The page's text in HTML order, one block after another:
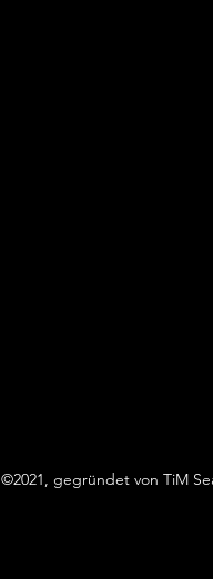
©2021, gegründet von TiM